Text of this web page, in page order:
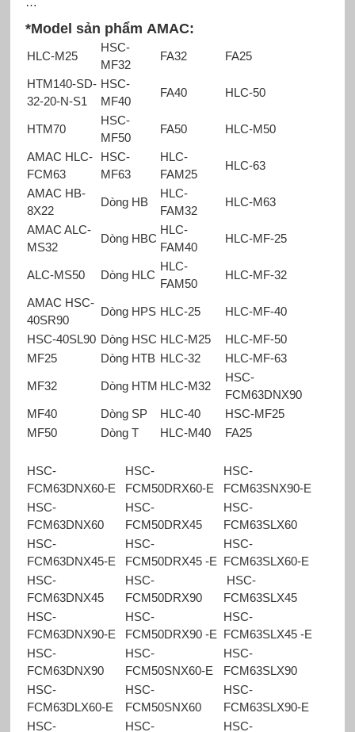
*Model sản phẩm AMAC:
HLC-M25
HSC-
MF32
FA32 FA25
HTM140-SD-
32-20-N-S1
HSC-
MF40
FA40 HLC-50
HTM70
HSC-
MF50
FA50 HLC-M50
AMAC HLC-
FCM63
HSC-
MF63
HLC-
FAM25
HLC-63
AMAC HB-
8X22
Dòng HB
HLC-
FAM32
HLC-M63
AMAC ALC-
MS32
Dòng HBC
HLC-
FAM40
HLC-MF-25
ALC-MS50 Dòng HLC
HLC-
FAM50
HLC-MF-32
AMAC HSC-
40SR90
Dòng HPS HLC-25 HLC-MF-40
HSC-40SL90 Dòng HSC HLC-M25
HLC-MF-50
MF25
Dòng HTB HLC-32 HLC-MF-63
MF32 Dòng HTM HLC-M32
HSC-
FCM63DNX90
MF40
Dòng SP HLC-40
HSC-MF25
MF50
Dòng T HLC-M40 FA25
HSC-
FCM63DNX60-E
HSC-
FCM50DRX60-E
HSC-
FCM63SNX90-E
HSC-
FCM63DNX60
HSC-
FCM50DRX45
HSC-
FCM63SLX60
HSC-
FCM63DNX45-E
HSC-
FCM50DRX45 -E
HSC-
FCM63SLX60-E
HSC-
FCM63DNX45
HSC-
FCM50DRX90
HSC-
FCM63SLX45
HSC-
FCM63DNX90-E
HSC-
FCM50DRX90 -E
HSC-
FCM63SLX45 -E
HSC-
FCM63DNX90
HSC-
FCM50SNX60-E
HSC-
FCM63SLX90
HSC-
FCM63DLX60-E
HSC-
FCM50SNX60
HSC-
FCM63SLX90-E
HSC-
HSC- HSC-